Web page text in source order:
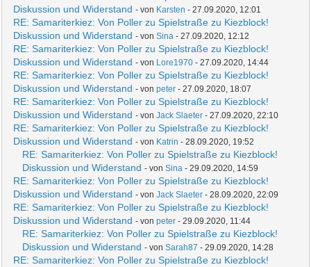
Diskussion und Widerstand - von Karsten - 27.09.2020, 12:01
RE: Samariterkiez: Von Poller zu Spielstraße zu Kiezblock!
Diskussion und Widerstand - vonSina - 27.09.2020, 12:12
RE: Samariterkiez: Von Poller zu Spielstraße zu Kiezblock!
Diskussion und Widerstand - von Lore1970 - 27.09.2020, 14:44
RE: Samariterkiez: Von Poller zu Spielstraße zu Kiezblock!
Diskussion und Widerstand - vonpeter - 27.09.2020, 18:07
RE: Samariterkiez: Von Poller zu Spielstraße zu Kiezblock!
Diskussion und Widerstand - vonJack Slaeter - 27.09.2020, 22:10
RE: Samariterkiez: Von Poller zu Spielstraße zu Kiezblock!
Diskussion und Widerstand - von Katrin - 28.09.2020, 19:52
RE: Samariterkiez: Von Poller zu Spielstraße zu Kiezblock!
Diskussion und Widerstand - vonSina - 29.09.2020, 14:59
RE: Samariterkiez: Von Poller zu Spielstraße zu Kiezblock!
Diskussion und Widerstand - vonJack Slaeter - 28.09.2020, 22:09
RE: Samariterkiez: Von Poller zu Spielstraße zu Kiezblock!
Diskussion und Widerstand - vonpeter - 29.09.2020, 11:44
RE: Samariterkiez: Von Poller zu Spielstraße zu Kiezblock!
Diskussion und Widerstand - vonSarah87 - 29.09.2020, 14:28
RE: Samariterkiez: Von Poller zu Spielstraße zu Kiezblock!